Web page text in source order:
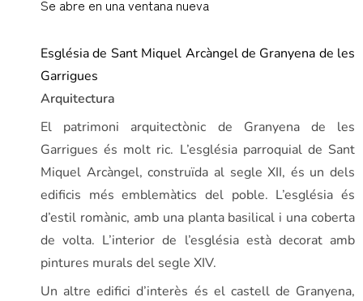
Se abre en una ventana nueva
Església de Sant Miquel Arcàngel de Granyena de les
Garrigues
Arquitectura
El patrimoni arquitectònic de Granyena de les
Garrigues és molt ric. L’església parroquial de Sant
Miquel Arcàngel, construïda al segle XII, és un dels
edificis més emblemàtics del poble. L’església és
d’estil romànic, amb una planta basilical i una coberta
de volta. L’interior de l’església està decorat amb
pintures murals del segle XIV.
Un altre edifici d’interès és el castell de Granyena,